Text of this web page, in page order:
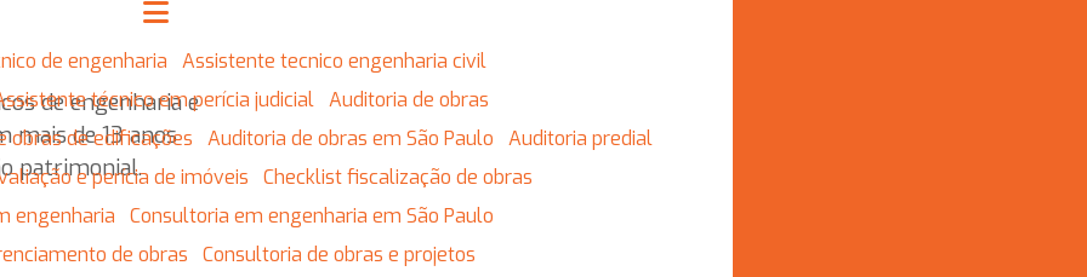
de engenharia
Assistente tecnico engenharia civil
Assistente técnico em perícia judicial
Auditoria de obras
obras de edificações Auditoria de obras em São Paulo
Auditoria predial
e perícia de imóveis
Checklist fiscalização de obras
engenharia
Consultoria em engenharia em São Paulo
de obras
Consultoria de obras e projetos
de engenharia e
mais de 13 anos
patrimonial.